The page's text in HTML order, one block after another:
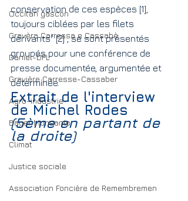
Occitan gascon
Gravèra Carressa e Cassabè
Daniel-DPL
Gravière Carresse-Cassaber
Agro-industrie
Bayer Monsanto
Climat
Justice sociale
Association Foncière de Remembremen
conservation de ces espèces [1],
toujours ciblées par les filets
dérivants" [2] , se sont présentés
groupés pour une conférence de
presse documentée, argumentée et
déterminée.
Extrait de l'interview
de Michel Rodes
(5ème en partant de
la droite)